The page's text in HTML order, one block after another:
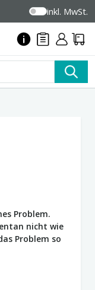
inkl. MwSt.
Problem.
nicht wie
Problem so